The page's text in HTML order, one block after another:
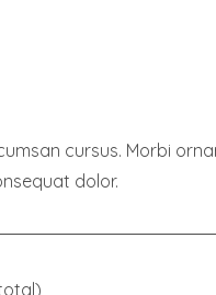
cursus. Morbi
dolor.